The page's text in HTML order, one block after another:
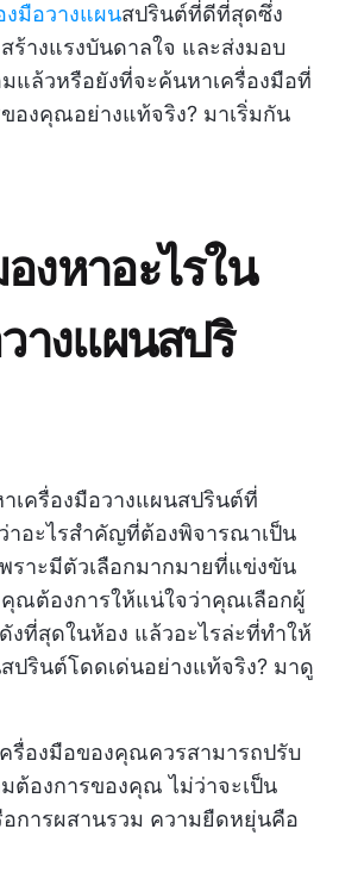
งมือวางแผนสปรินต์ที่ดีที่สุดซึ่ง
ร้างแรงบันดาลใจ และส่งมอบ
แล้วหรือยังที่จะค้นหาเครื่องมือที่
องคุณอย่างแท้จริง? มาเริ่มกัน
งหาอะไรใน
างแผนสปริ
เครื่องมือวางแผนสปรินต์ที่
อะไรสำคัญที่ต้องพิจารณาเป็น
พราะมีตัวเลือกมากมายที่แข่งขัน
ณต้องการให้แน่ใจว่าคุณเลือกผู้
งที่สุดในห้อง แล้วอะไรล่ะที่ทำให้
ปรินต์โดดเด่นอย่างแท้จริง? มาดู
ครื่องมือของคุณควรสามารถปรับ
ต้องการของคุณ ไม่ว่าจะเป็น
การผสานรวม ความยืดหยุ่นคือ